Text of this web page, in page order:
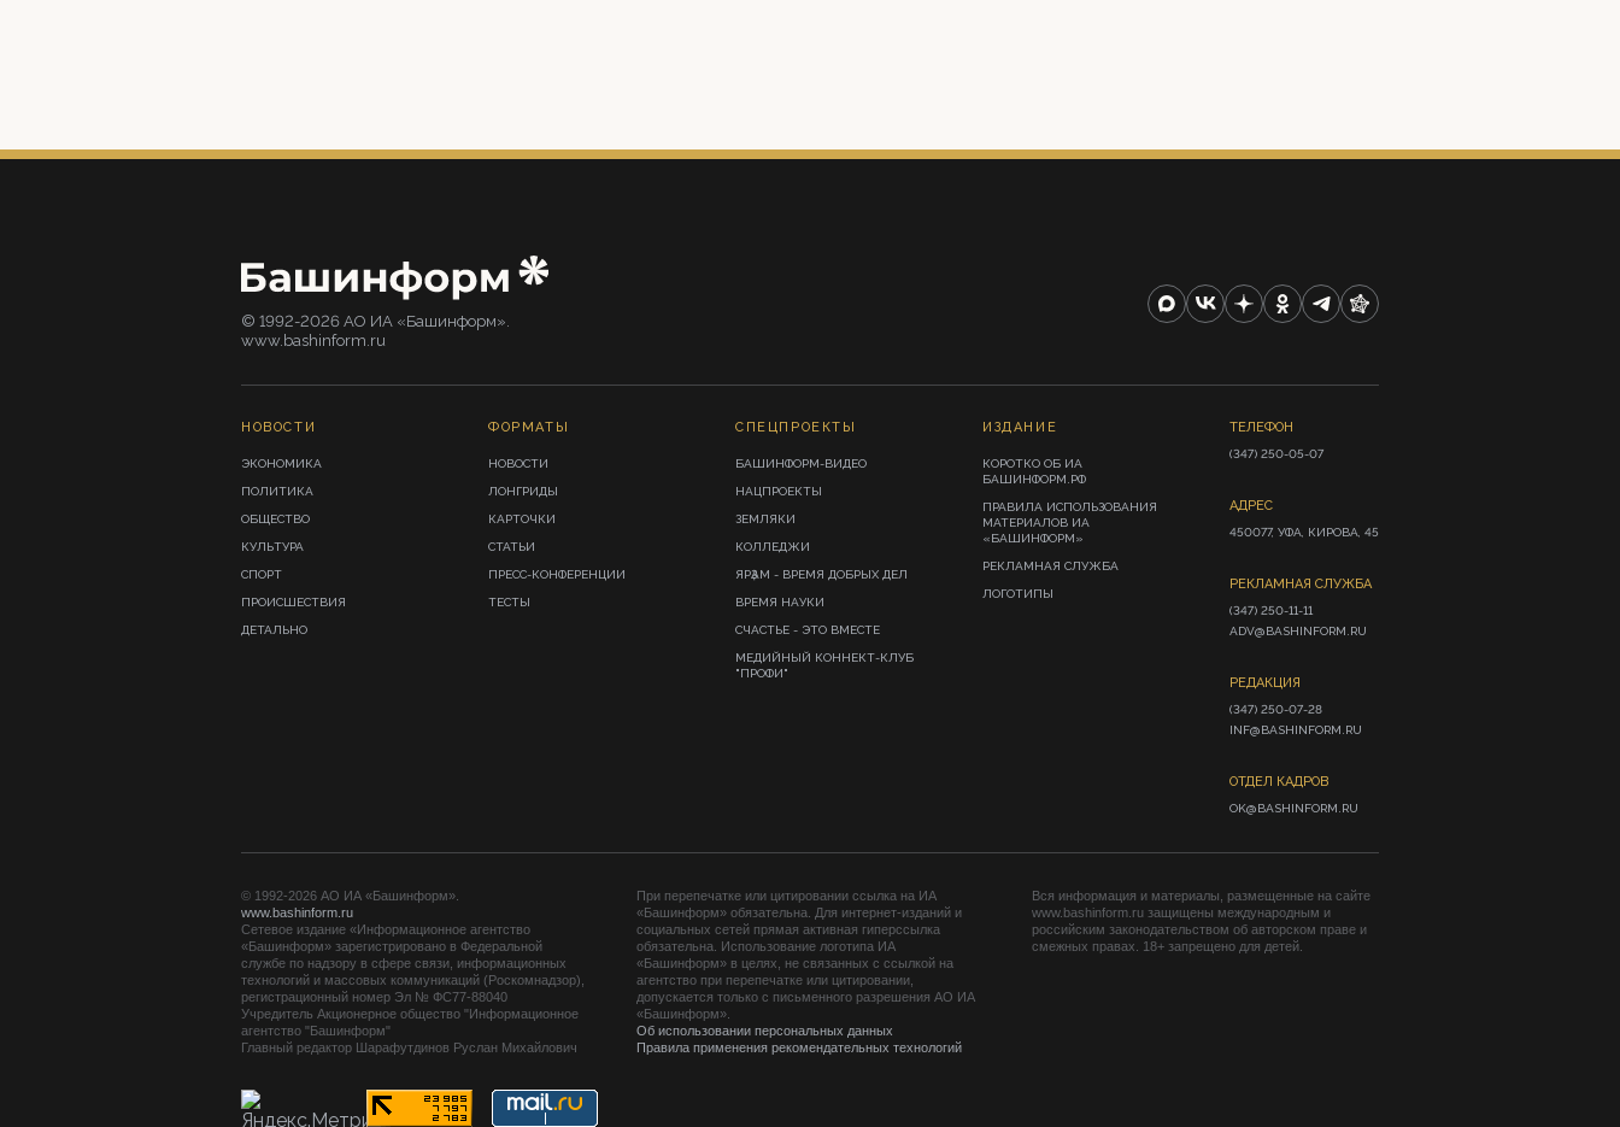
© 1992-2026 АО ИА «Башинформ».
www.bashinform.ru
НОВОСТИ
ЭКОНОМИКА
ПОЛИТИКА
ОБЩЕСТВО
КУЛЬТУРА
СПОРТ
ПРОИСШЕСТВИЯ
ДЕТАЛЬНО
ФОРМАТЫ
НОВОСТИ
ЛОНГРИДЫ
КАРТОЧКИ
СТАТЬИ
ПРЕСС-КОНФЕРЕНЦИИ
ТЕСТЫ
СПЕЦПРОЕКТЫ
БАШИНФОРМ-ВИДЕО
НАЦПРОЕКТЫ
ЗЕМЛЯКИ
КОЛЛЕДЖИ
ЯРҘАМ - ВРЕМЯ ДОБРЫХ ДЕЛ
ВРЕМЯ НАУКИ
СЧАСТЬЕ - ЭТО ВМЕСТЕ
МЕДИЙНЫЙ КОННЕКТ-КЛУБ
"ПРОФИ"
ИЗДАНИЕ
КОРОТКО ОБ ИА
БАШИНФОРМ.РФ
ПРАВИЛА ИСПОЛЬЗОВАНИЯ
МАТЕРИАЛОВ ИА
«БАШИНФОРМ»
РЕКЛАМНАЯ СЛУЖБА
ЛОГОТИПЫ
ТЕЛЕФОН
(347) 250-05-07
АДРЕС
450077, УФА, КИРОВА, 45
РЕКЛАМНАЯ СЛУЖБА
(347) 250-11-11
ADV@BASHINFORM.RU
РЕДАКЦИЯ
(347) 250-07-28
INF@BASHINFORM.RU
ОТДЕЛ КАДРОВ
OK@BASHINFORM.RU
© 1992-2026 АО ИА «Башинформ».
www.bashinform.ru
Сетевое издание «Информационное агентство
«Башинформ» зарегистрировано в Федеральной
службе по надзору в сфере связи, информационных
технологий и массовых коммуникаций (Роскомнадзор),
регистрационный номер Эл № ФС77-88040
Учредитель Акционерное общество "Информационное
агентство "Башинформ"
Главный редактор Шарафутдинов Руслан Михайлович
При перепечатке или цитировании ссылка на ИА
«Башинформ» обязательна. Для интернет-изданий и
социальных сетей прямая активная гиперссылка
обязательна. Использование логотипа ИА
«Башинформ» в целях, не связанных с ссылкой на
агентство при перепечатке или цитировании,
допускается только с письменного разрешения АО ИА
«Башинформ».
Об использовании персональных данных
Правила применения рекомендательных технологий
Вся информация и материалы, размещенные на сайте
www.bashinform.ru защищены международным и
российским законодательством об авторском праве и
смежных правах. 18+ запрещено для детей.